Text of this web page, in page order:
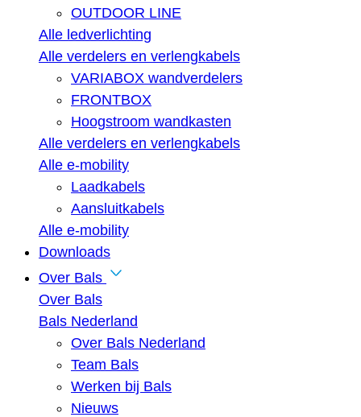
OUTDOOR LINE
Alle ledverlichting
Alle verdelers en verlengkabels
VARIABOX wandverdelers
FRONTBOX
Hoogstroom wandkasten
Alle verdelers en verlengkabels
Alle e-mobility
Laadkabels
Aansluitkabels
Alle e-mobility
Downloads
Over Bals
Over Bals
Bals Nederland
Over Bals Nederland
Team Bals
Werken bij Bals
Nieuws